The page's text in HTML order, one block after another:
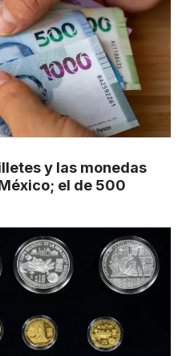
y las monedas
el de 500